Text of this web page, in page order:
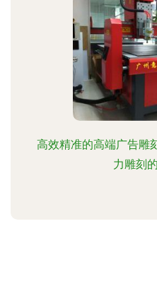
高效精准的高端广告雕
力雕刻